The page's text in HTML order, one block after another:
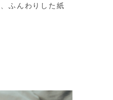
ふんわりした紙